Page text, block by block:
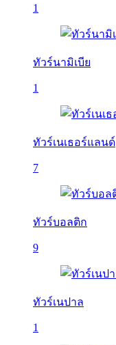
1
ทัวร์นามิเบีย
1
ทัวร์เนเธอร์แลนด์
7
ทัวร์บอลติก
9
ทัวร์เนปาล
1